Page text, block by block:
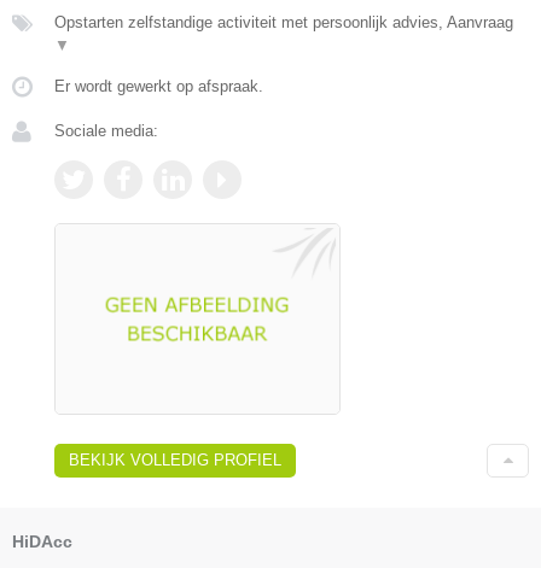
Opstarten zelfstandige activiteit met persoonlijk advies, Aanvraag
▼
Er wordt gewerkt op afspraak.
Sociale media:
BEKIJK VOLLEDIG PROFIEL
HiDAcc